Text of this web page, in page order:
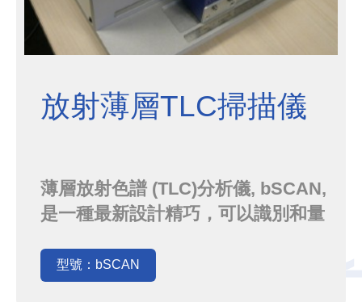
放射薄層TLC掃描儀
薄層放射色譜 (TLC)分析儀, bSCAN,
是一種最新設計精巧，可以識別和量
物。薄層放射色譜 (TLC) 是核子醫學
實驗室中一種成熟的方法，用於核子
型號：bSCAN